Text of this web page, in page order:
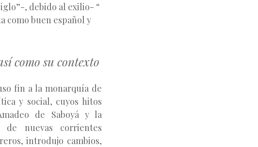
, debido al exilio- “
como buen español y
como su contexto
fin a la monarquía de
y social, cuyos hitos
de Saboyá y la
de nuevas corrientes
introdujo cambios,